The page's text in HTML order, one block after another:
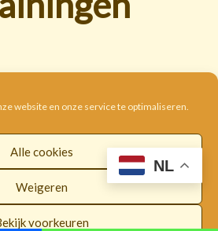
website en onze service te optimaliseren.
Alle cookies
Weigeren
voorkeuren
Disclaimer
Privacybeleid
voorwaarden
Facebook
NL